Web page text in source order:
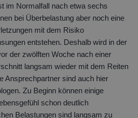
im Normalfall nach etwa sechs
bei Überbelastung aber noch eine
mit dem Risiko
entstehen. Deshalb wird in der
der zwölften Woche nach einer
langsam wieder mit dem Reiten
Ansprechpartner sind auch hier
Zu Beginn können einige
schon deutlich
Belastungen sind langsam zu